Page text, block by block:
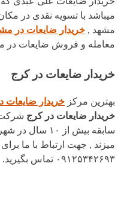
میباشد با تسویه نقدی در
مشهد , خریدار ضایعات در
معامله و فروش ضایعات در
خریدار ضایعات در کرج
بهترین مرکز خریدار ضایعات
خریدار ضایعات در کرج شرکت
سابقه بیش از
میزند , جهت ارتباط با ما برای
۰۹۱۲۵۳۴۲۶۹۳ تماس بگیرید.